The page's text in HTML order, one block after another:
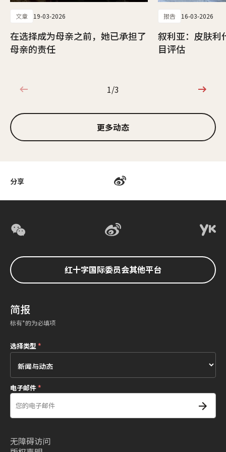
分享
文章 19-03-2026
在选择成为母亲之前，她已承担了
母亲的责任
报告 16-03-2026
叙利亚：皮肤利
目评估
1/3
1/3
更多动态
红十字国际委员会其他平台
简报
标有*的为必填项
选择类型*
电子邮件*
无障碍访问